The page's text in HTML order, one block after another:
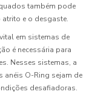
também pode
e o desgaste.
em sistemas de
é necessária para
Nesses sistemas, a
anéis O-Ring sejam de
desafiadoras.